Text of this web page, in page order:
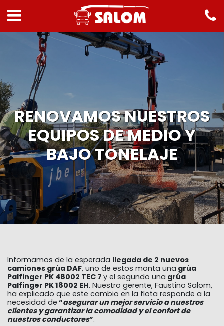
RENOVAMOS NUESTROS
EQUIPOS DE MEDIO Y
BAJO TONELAJE
INICIO>NOTICIAS > RENOVAMOS NUESTROS EQUIPOS DE MEDIO Y
BAJO TONELAJE
Informamos de la esperada llegada de 2 nuevos
camiones grúa DAF, uno de estos monta una grúa
Palfinger PK 48002 TEC 7 y el segundo una grúa
Palfinger PK 18002 EH. Nuestro gerente, Faustino Salom,
ha explicado que este cambio en la flota responde a la
necesidad de “asegurar un mejor servicio a nuestros
clientes y garantizar la comodidad y el confort de
nuestros conductores”.